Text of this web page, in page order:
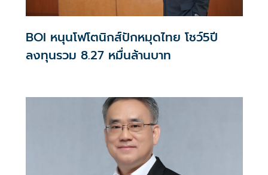
BOI หนุนโฟโตนิกส์ปักหมุดไทย โชว์5ปี
ลงทุนรวม 8.27 หมื่นล้านบาท